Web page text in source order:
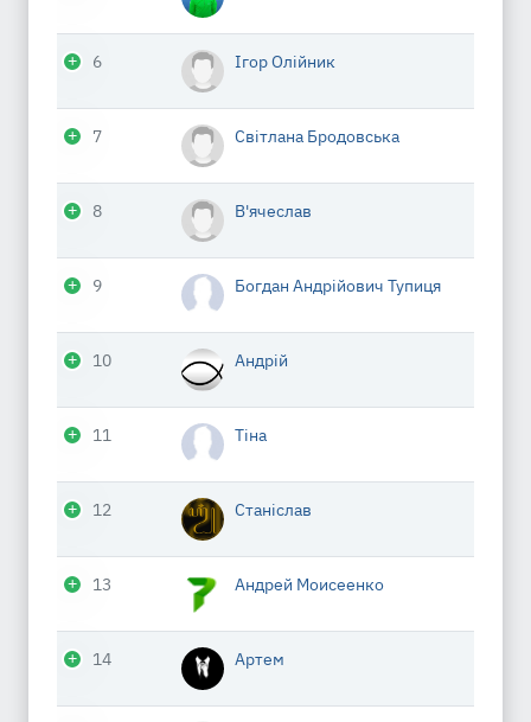
6 Ігор Олійник
7 Світлана Бродовська
8 В'ячеслав
9 Богдан Андрійович Тупиця
10 Андрій
11 Тіна
12 Станіслав
13 Андрей Моисеенко
14 Артем